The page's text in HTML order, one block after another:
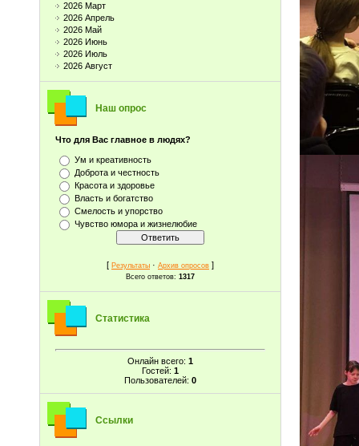
2026 Март
2026 Апрель
2026 Май
2026 Июнь
2026 Июль
2026 Август
Наш опрос
Что для Вас главное в людях?
Ум и креативность
Доброта и честность
Красота и здоровье
Власть и богатство
Смелость и упорство
Чувство юмора и жизнелюбие
[ Результаты · Архив опросов ]
Всего ответов: 1317
Статистика
Онлайн всего: 1
Гостей: 1
Пользователей: 0
Ссылки